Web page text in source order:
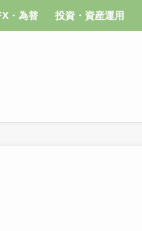
・為替 投資・資産運用